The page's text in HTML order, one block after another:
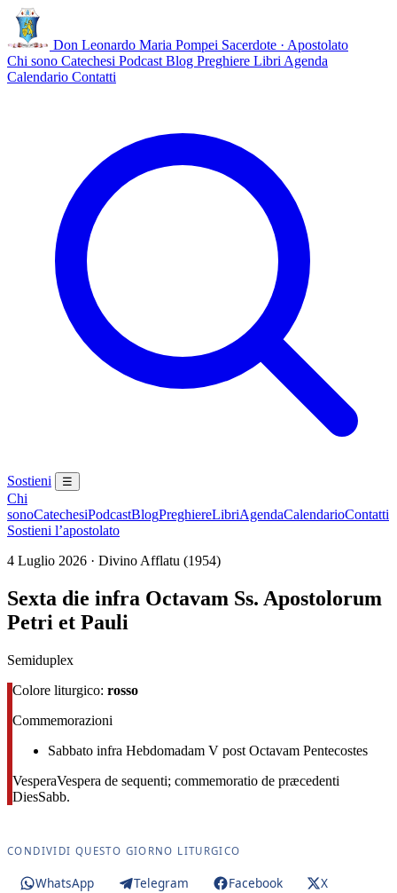
Don Leonardo Maria Pompei Sacerdote · Apostolato
Chi sono Catechesi Podcast Blog Preghiere Libri Agenda
Calendario Contatti
Sostieni ☰
Chi
sonoCatechesiPodcastBlogPreghiereLibriAgendaCalendarioContatti
Sostieni l’apostolato
4 Luglio 2026 · Divino Afflatu (1954)
Sexta die infra Octavam Ss. Apostolorum
Petri et Pauli
Semiduplex
Colore liturgico: rosso
Commemorazioni
Sabbato infra Hebdomadam V post Octavam Pentecostes
VesperaVespera de sequenti; commemoratio de præcedenti
DiesSabb.
CONDIVIDI QUESTO GIORNO LITURGICO
WhatsApp Telegram Facebook
X